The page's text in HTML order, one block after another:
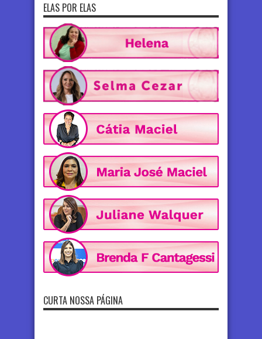
ELAS POR ELAS
CURTA NOSSA PÁGINA